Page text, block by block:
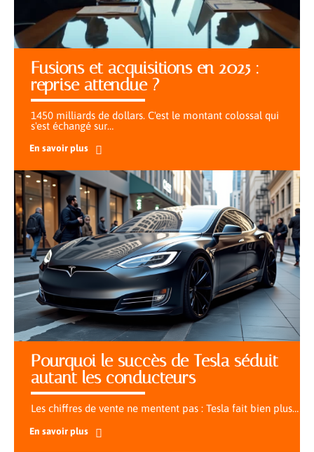
Fusions et acquisitions en 2025 :
reprise attendue ?
1450 milliards de dollars. C'est le montant colossal qui
s'est échangé sur…
En savoir plus
Pourquoi le succès de Tesla séduit
autant les conducteurs
Les chiffres de vente ne mentent pas : Tesla fait bien plus…
En savoir plus